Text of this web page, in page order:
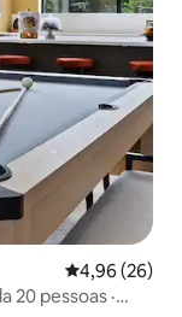
4,96 de uma
4,96 (26)
20 pessoas ·